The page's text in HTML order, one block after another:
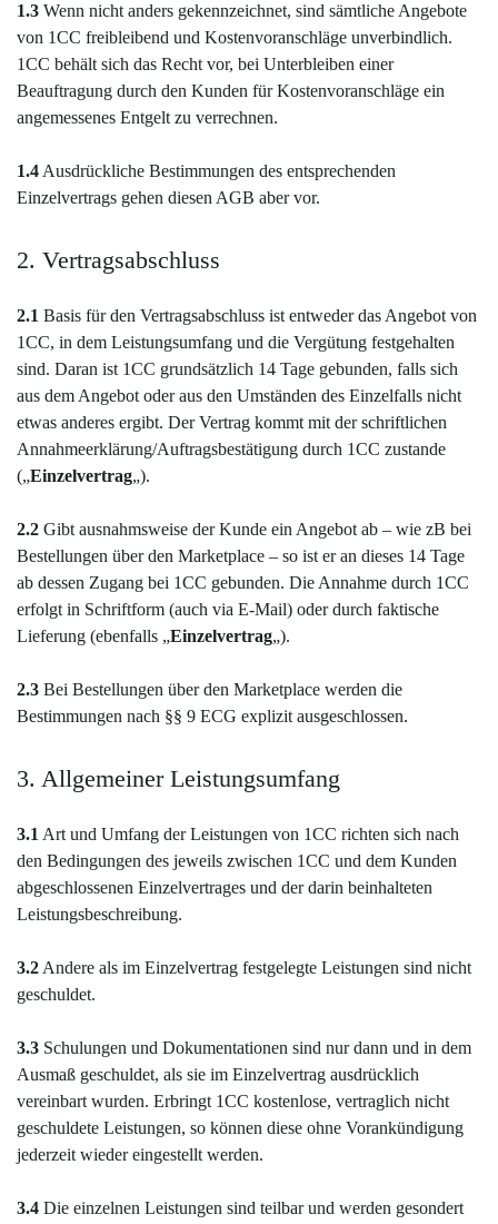
1.3 Wenn nicht anders gekennzeichnet, sind sämtliche Angebote
von 1CC freibleibend und Kostenvoranschläge unverbindlich.
1CC behält sich das Recht vor, bei Unterbleiben einer
Beauftragung durch den Kunden für Kostenvoranschläge ein
angemessenes Entgelt zu verrechnen.
1.4 Ausdrückliche Bestimmungen des entsprechenden
Einzelvertrags gehen diesen AGB aber vor.
2. Vertragsabschluss
2.1 Basis für den Vertragsabschluss ist entweder das Angebot von
1CC, in dem Leistungsumfang und die Vergütung festgehalten
sind. Daran ist 1CC grundsätzlich 14 Tage gebunden, falls sich
aus dem Angebot oder aus den Umständen des Einzelfalls nicht
etwas anderes ergibt. Der Vertrag kommt mit der schriftlichen
Annahmeerklärung/Auftragsbestätigung durch 1CC zustande
(„Einzelvertrag„).
2.2 Gibt ausnahmsweise der Kunde ein Angebot ab – wie zB bei
Bestellungen über den Marketplace – so ist er an dieses 14 Tage
ab dessen Zugang bei 1CC gebunden. Die Annahme durch 1CC
erfolgt in Schriftform (auch via E-Mail) oder durch faktische
Lieferung (ebenfalls „Einzelvertrag„).
2.3 Bei Bestellungen über den Marketplace werden die
Bestimmungen nach §§ 9 ECG explizit ausgeschlossen.
3. Allgemeiner Leistungsumfang
3.1 Art und Umfang der Leistungen von 1CC richten sich nach
den Bedingungen des jeweils zwischen 1CC und dem Kunden
abgeschlossenen Einzelvertrages und der darin beinhalteten
Leistungsbeschreibung.
3.2 Andere als im Einzelvertrag festgelegte Leistungen sind nicht
geschuldet.
3.3 Schulungen und Dokumentationen sind nur dann und in dem
Ausmaß geschuldet, als sie im Einzelvertrag ausdrücklich
vereinbart wurden. Erbringt 1CC kostenlose, vertraglich nicht
geschuldete Leistungen, so können diese ohne Vorankündigung
jederzeit wieder eingestellt werden.
3.4 Die einzelnen Leistungen sind teilbar und werden gesondert